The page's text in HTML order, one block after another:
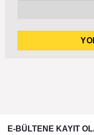
E-BÜLTENE KAYIT